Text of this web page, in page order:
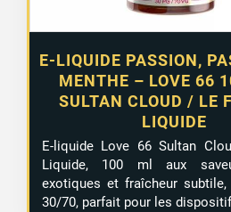
E-LIQUIDE PASSION,
MENTHE – LOVE 66
SULTAN CLOUD / LE
LIQUIDE
E-liquide Love 66 Sultan
Liquide, 100 ml aux
exotiques et fraîcheur subtile,
30/70, parfait pour les